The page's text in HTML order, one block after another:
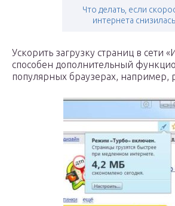
Что делать, если
интернета снизилась
Ускорить загрузку страниц в сети
способен дополнительный
популярных браузерах, например,